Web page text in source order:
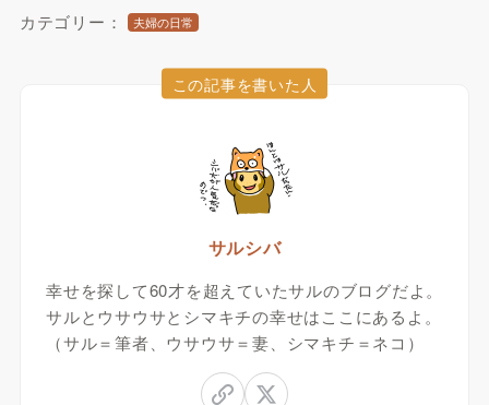
カテゴリー： 夫婦の日常
この記事を書いた人
サルシバ
幸せを探して60才を超えていたサルのブログだよ。
サルとウサウサとシマキチの幸せはここにあるよ。
（サル＝筆者、ウサウサ＝妻、シマキチ＝ネコ）